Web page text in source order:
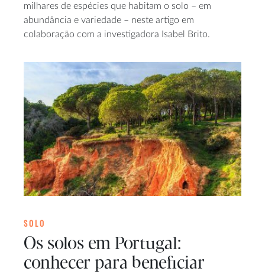
milhares de espécies que habitam o solo – em
abundância e variedade – neste artigo em
colaboração com a investigadora Isabel Brito.
SOLO
Os solos em Portugal:
conhecer para beneficiar